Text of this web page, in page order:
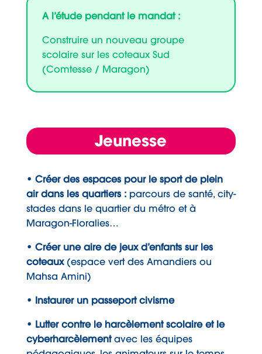
A l’étude pendant le mandat :
Construire un nouveau groupe
scolaire sur les coteaux Sud
(Comtesse / Maragon)
Jeunesse
• Créer des espaces pour le sport de plein
air dans les quartiers :parcours de santé, city-
stades dans le quartier du métro et à
Maragon-Floralies…
• Créer une aire de jeux d’enfants sur les
coteaux(espace vert des Amandiers ou
Mahsa Amini)
• Instaurer un passeport civisme
• Lutter contre le harcèlement scolaire et le
cyberharcèlementavec les équipes